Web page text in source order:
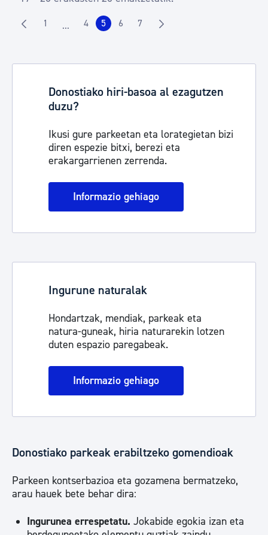
Orrialdea
1 ...Intermediate Pages Use TAB to navigate.
Orrialdea
4 Orrialdea
5 Orrialdea
6 Orrialdea
7
Donostiako hiri-basoa al ezagutzen
duzu?
Ikusi gure parkeetan eta lorategietan bizi
diren espezie bitxi, berezi eta
erakargarrienen zerrenda.
Informazio gehiago
Ingurune naturalak
Hondartzak, mendiak, parkeak eta
natura-guneak, hiria naturarekin lotzen
duten espazio paregabeak.
Informazio gehiago
Donostiako parkeak erabiltzeko gomendioak
Parkeen kontserbazioa eta gozamena bermatzeko,
arau hauek bete behar dira:
Ingurunea errespetatu. Jokabide egokia izan eta